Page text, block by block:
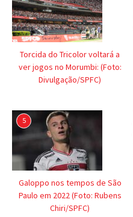
Torcida do Tricolor voltará a
ver jogos no Morumbi: (Foto:
Divulgação/SPFC)
5
Galoppo nos tempos de São
Paulo em 2022 (Foto: Rubens
Chiri/SPFC)